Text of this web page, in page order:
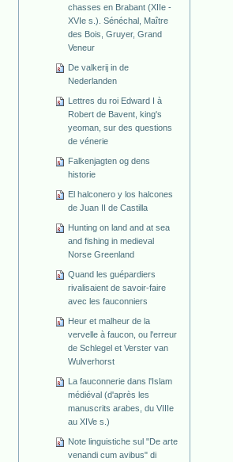
chasses en Brabant (XIIe -
XVIe s.). Sénéchal, Maître
des Bois, Gruyer, Grand
Veneur
De valkerij in de
Nederlanden
Lettres du roi Edward I à
Robert de Bavent, king's
yeoman, sur des questions
de vénerie
Falkenjagten og dens
historie
El halconero y los halcones
de Juan II de Castilla
Hunting on land and at sea
and fishing in medieval
Norse Greenland
Quand les guépardiers
rivalisaient de savoir-faire
avec les fauconniers
Heur et malheur de la
vervelle à faucon, ou l'erreur
de Schlegel et Verster van
Wulverhorst
La fauconnerie dans l'Islam
médiéval (d'après les
manuscrits arabes, du VIIIe
au XIVe s.)
Note linguistiche sul "De arte
venandi cum avibus" di